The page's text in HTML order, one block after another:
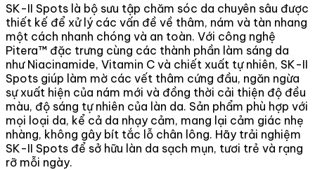
SK-II Spots là bộ sưu tập chăm sóc da chuyên sâu được
thiết kế để xử lý các vấn đề về thâm, nám và tàn nhang
một cách nhanh chóng và an toàn. Với công nghệ
Pitera™ đặc trưng cùng các thành phần làm sáng da
như Niacinamide, Vitamin C và chiết xuất tự nhiên, SK-II
Spots giúp làm mờ các vết thâm cứng đầu, ngăn ngừa
sự xuất hiện của nám mới và đồng thời cải thiện độ đều
màu, độ sáng tự nhiên của làn da. Sản phẩm phù hợp với
mọi loại da, kể cả da nhạy cảm, mang lại cảm giác nhẹ
nhàng, không gây bít tắc lỗ chân lông. Hãy trải nghiệm
SK-II Spots để sở hữu làn da sạch mụn, tươi trẻ và rạng
rỡ mỗi ngày.